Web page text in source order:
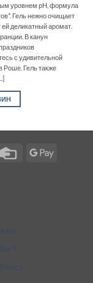
уровнем pH, формула
Гель нежно очищает
ей деликатный аромат.
В канун
с удивительной
Роше. Гель также
Credit
Google